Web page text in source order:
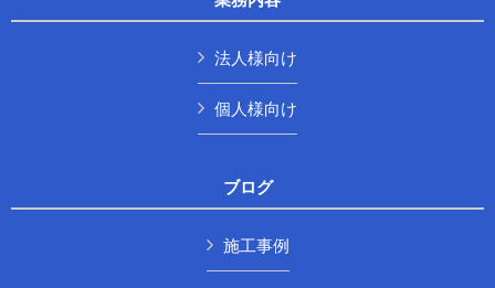
法人様向け
個人様向け
ブログ
施工事例